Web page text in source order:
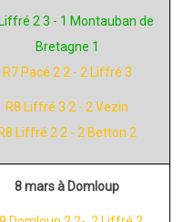
2 3 - 1 Montauban de
Bretagne 1
R7 Pacé 2 2 - 2 Liffré 3
R8 Liffré 3 2 - 2 Vezin
R8 Liffré 2 2 - 2 Betton 2
8 mars à Domloup